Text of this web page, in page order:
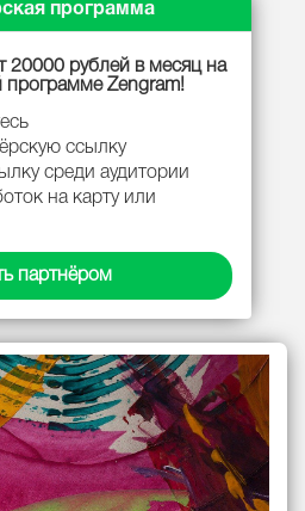
программа
20000 рублей в месяц на
программе Zengram!
ссылку
среди аудитории
на карту или
партнёром